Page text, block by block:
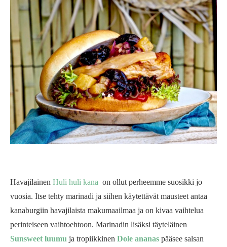
Havajilainen Huli huli kana on ollut perheemme suosikki jo
vuosia. Itse tehty marinadi ja siihen käytettävät mausteet antaa
kanaburgiin havajilaista makumaailmaa ja on kivaa vaihtelua
perinteiseen vaihtoehtoon. Marinadin lisäksi täyteläinen
Sunsweet luumu ja tropiikkinen Dole ananas pääsee salsan